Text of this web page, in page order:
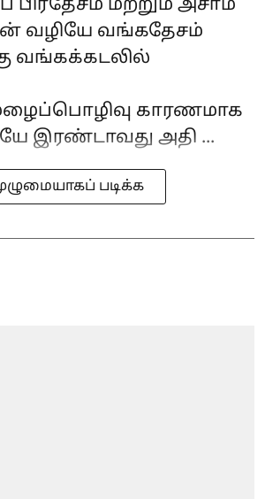
பிரதேசம் மற்றும் அசாம்
வழியே வங்கதேசம்
வங்கக்கடலில்
காரணமாக
இரண்டாவது அதி ...
படிக்க